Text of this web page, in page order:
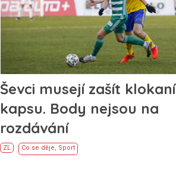
Ševci musejí zašít klokaní
kapsu. Body nejsou na
rozdávání
ZL Co se děje, Sport